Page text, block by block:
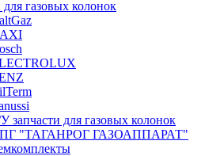
для газовых колонок
запчасти для газовых колонок
"ТАГАНРОГ ГАЗОАППАРАТ"